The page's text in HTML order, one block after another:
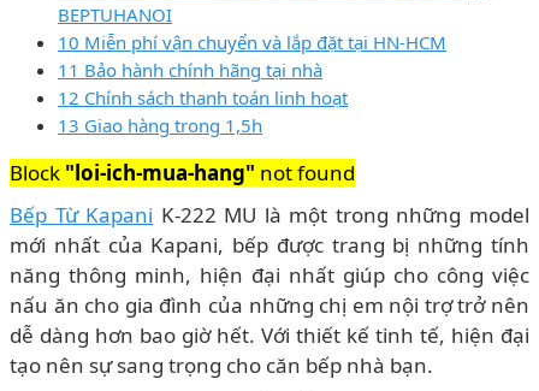
BEPTUHANOI
10 Miễn phí vận chuyển và lắp đặt tại HN-HCM
11 Bảo hành chính hãng tại nhà
12 Chính sách thanh toán linh hoạt
13 Giao hàng trong 1,5h
Block "loi-ich-mua-hang" not found
Bếp Từ Kapani K-222 MU là một trong những model
mới nhất của Kapani, bếp được trang bị những tính
năng thông minh, hiện đại nhất giúp cho công việc
nấu ăn cho gia đình của những chị em nội trợ trở nên
dễ dàng hơn bao giờ hết. Với thiết kế tinh tế, hiện đại
tạo nên sự sang trọng cho căn bếp nhà bạn.